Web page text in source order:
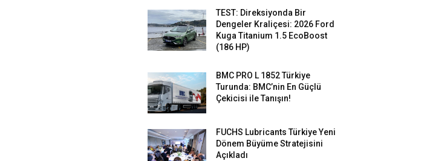
TEST: Direksiyonda Bir
Dengeler Kraliçesi: 2026 Ford
Kuga Titanium 1.5 EcoBoost
(186 HP)
BMC PRO L 1852 Türkiye
Turunda: BMC’nin En Güçlü
Çekicisi ile Tanışın!
FUCHS Lubricants Türkiye Yeni
Dönem Büyüme Stratejisini
Açıkladı